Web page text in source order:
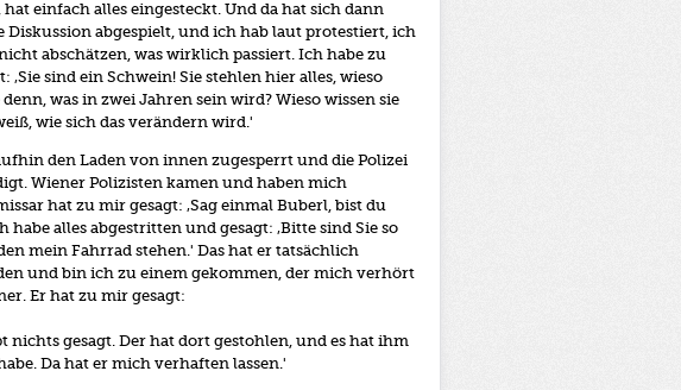
hat einfach alles eingesteckt. Und da hat sich dann
Diskussion abgespielt, und ich hab laut protestiert, ich
abschätzen, was wirklich passiert. Ich habe zu
‚Sie sind ein Schwein! Sie stehlen hier alles, wieso
denn, was in zwei Jahren sein wird? Wieso wissen sie
wie sich das verändern wird.'
den Laden von innen zugesperrt und die Polizei
Wiener Polizisten kamen und haben mich
hat zu mir gesagt: ‚Sag einmal Buberl, bist du
alles abgestritten und gesagt: ‚Bitte sind Sie so
mein Fahrrad stehen.' Das hat er tatsächlich
und bin ich zu einem gekommen, der mich verhört
Er hat zu mir gesagt:
nichts gesagt. Der hat dort gestohlen, und es hat ihm
Da hat er mich verhaften lassen.'